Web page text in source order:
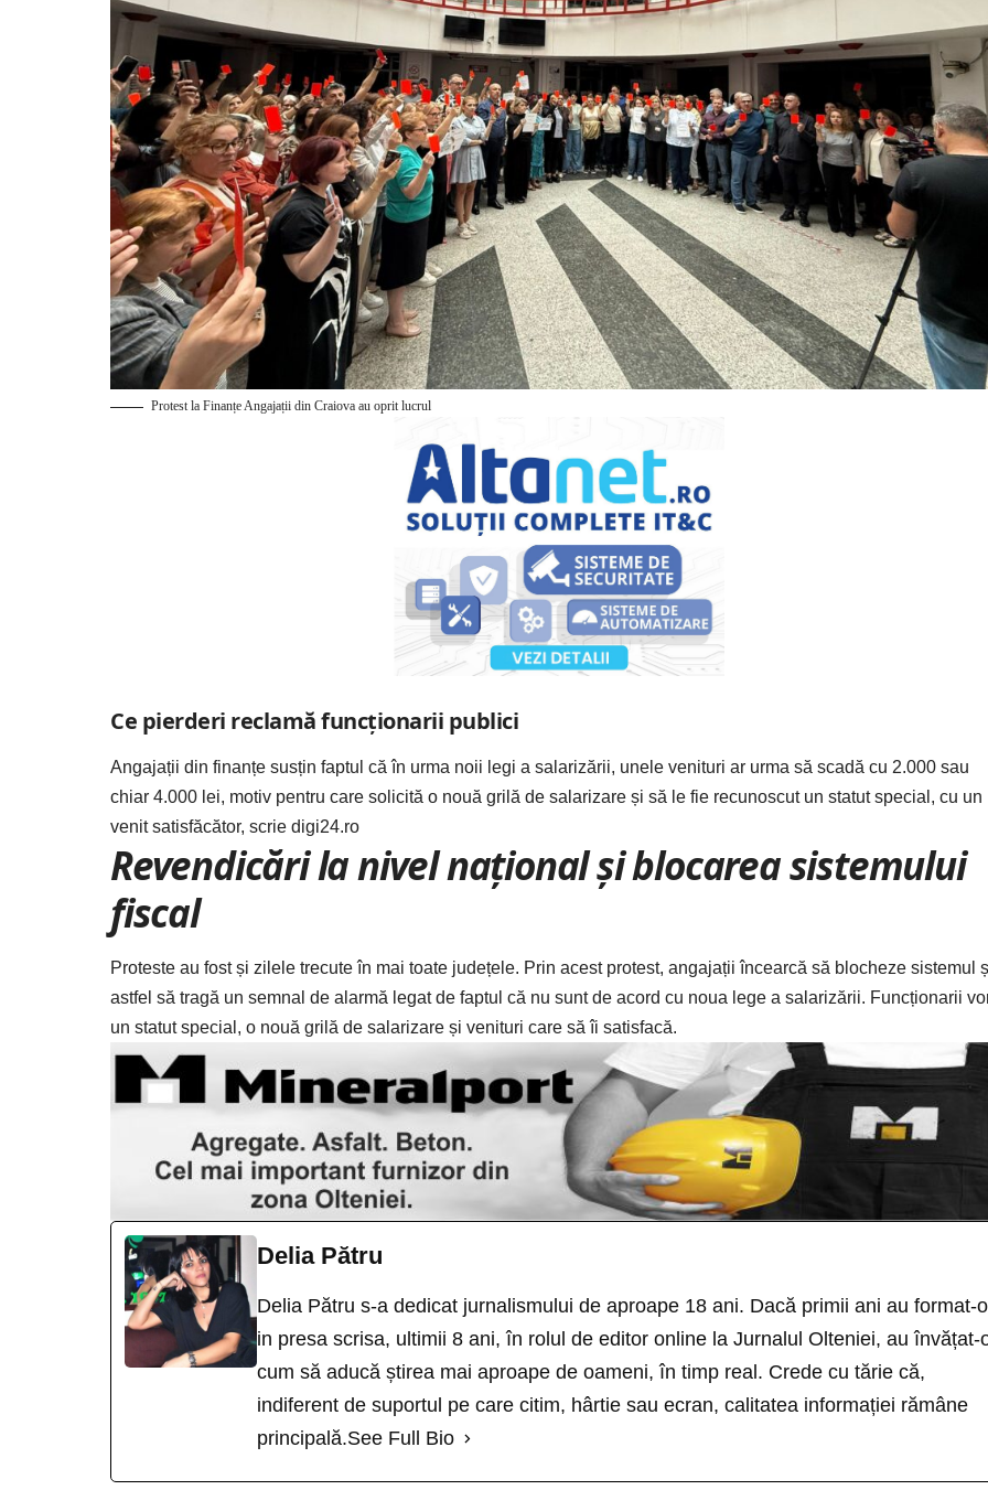
Protest la Finanțe Angajații din Craiova au oprit lucrul
Ce pierderi reclamă funcționarii publici
Angajații din finanțe susțin faptul că în urma noii legi a salarizării, unele venituri ar urma să scadă cu 2.000 sau
chiar 4.000 lei, motiv pentru care solicită o nouă grilă de salarizare și să le fie recunoscut un statut special, cu un
venit satisfăcător, scrie digi24.ro
Revendicări la nivel național și blocarea sistemului
fiscal
Proteste au fost și zilele trecute în mai toate județele. Prin acest protest, angajații încearcă să blocheze sistemul
astfel să tragă un semnal de alarmă legat de faptul că nu sunt de acord cu noua lege a salarizării. Funcționarii
un statut special, o nouă grilă de salarizare și venituri care să îi satisfacă.
Delia Pătru
Delia Pătru s-a dedicat jurnalismului de aproape 18 ani. Dacă primii ani au format-o
in presa scrisa, ultimii 8 ani, în rolul de editor online la Jurnalul Olteniei, au învățat-
cum să aducă știrea mai aproape de oameni, în timp real. Crede cu tărie că,
indiferent de suportul pe care citim, hârtie sau ecran, calitatea informației rămâne
principală.See Full Bio